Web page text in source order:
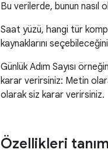
Bu verilerde, bunun nasıl
Saat yüzü, hangi tür
kaynaklarını
Günlük Adım Sayısı
karar verirsiniz: Metin
olarak siz karar verirsiniz.
Özellikleri